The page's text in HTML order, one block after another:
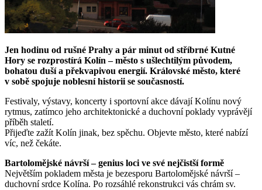
Jen hodinu od rušné Prahy a pár minut od stříbrné Kutné
Hory se rozprostírá Kolín – město s ušlechtilým původem,
bohatou duší a překvapivou energií. Královské město, které
v sobě spojuje noblesní historii se současností.
Festivaly, výstavy, koncerty i sportovní akce dávají Kolínu nový
rytmus, zatímco jeho architektonické a duchovní poklady vyprávějí
příběh staletí.
Přijeďte zažít Kolín jinak, bez spěchu. Objevte město, které nabízí
víc, než čekáte.
Bartolomějské návrší – genius loci ve své nejčistší formě
Největším pokladem města je bezesporu Bartolomějské návrší –
duchovní srdce Kolína. Po rozsáhlé rekonstrukci vás chrám sv.